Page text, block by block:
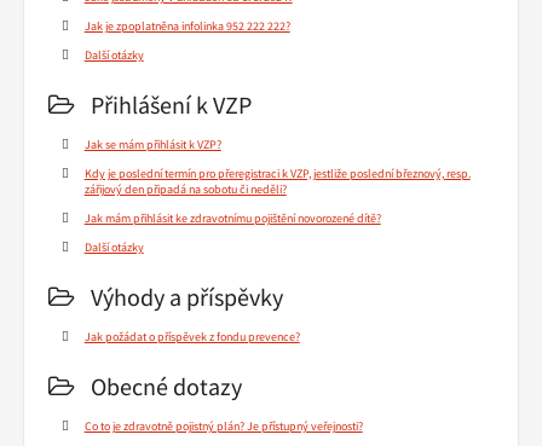
Jak je zpoplatněna infolinka 952 222 222?
Další otázky
Přihlášení k VZP
Jak se mám přihlásit k VZP?
Kdy je poslední termín pro přeregistraci k VZP, jestliže poslední březnový, resp.
zářijový den připadá na sobotu či neděli?
Jak mám přihlásit ke zdravotnímu pojištění novorozené dítě?
Další otázky
Výhody a příspěvky
Jak požádat o příspěvek z fondu prevence?
Obecné dotazy
Co to je zdravotně pojistný plán? Je přístupný veřejnosti?